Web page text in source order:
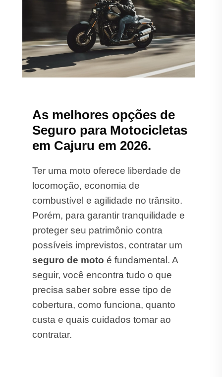
As melhores opções de
Seguro para Motocicletas
em Cajuru em 2026.
Ter uma moto oferece liberdade de
locomoção, economia de
combustível e agilidade no trânsito.
Porém, para garantir tranquilidade e
proteger seu patrimônio contra
possíveis imprevistos, contratar um
seguro de moto é fundamental. A
seguir, você encontra tudo o que
precisa saber sobre esse tipo de
cobertura, como funciona, quanto
custa e quais cuidados tomar ao
contratar.